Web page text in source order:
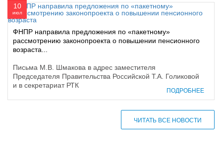
10
июл
ФНПР направила предложения по «пакетному»
рассмотрению законопроекта о повышении пенсионного
возраста...
Письма М.В. Шмакова в адрес заместителя
Председателя Правительства Российской Т.А. Голиковой
и в секретариат РТК
ПОДРОБНЕЕ
ЧИТАТЬ ВСЕ НОВОСТИ